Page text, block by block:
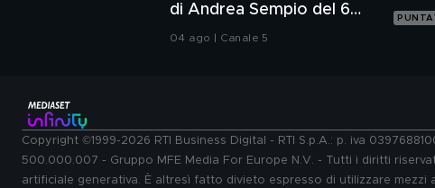
di Andrea Sempio del 6
maggio 2026
04 ago | Canale 5
Copyright ©1999-2026 RTI Business Digital - RTI S.p.A.: p. iva
500.000.007 - Gruppo MFE Media For Europe N.V. - Tutti i diritti
artificiale generativa. È altresì fatto divieto espresso di utilizzare mezzi